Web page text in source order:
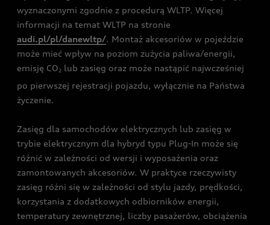
wyznaczonymi zgodnie z procedurą WLTP. Więcej
informacji na temat WLTP na stronie
audi.pl/pl/danewltp/. Montaż akcesoriów w pojeździe
może mieć wpływ na poziom zużycia paliwa/energii,
emisję CO2 lub zasięg oraz może nastąpić najwcześniej
po pierwszej rejestracji pojazdu, wyłącznie na Państwa
życzenie.
Zasięg dla samochodów elektrycznych lub zasięg w
trybie elektrycznym dla hybryd typu Plug-In może się
różnić w zależności od wersji i wyposażenia oraz
zamontowanych akcesoriów. W praktyce rzeczywisty
zasięg różni się w zależności od stylu jazdy, prędkości,
korzystania z dodatkowych odbiorników energii,
temperatury zewnętrznej, liczby pasażerów, obciążenia